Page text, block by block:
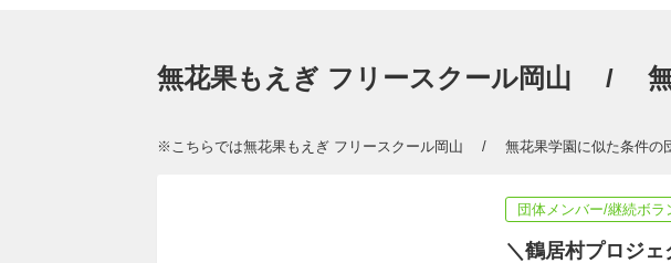
無花果もえぎ フリースクール岡山 / 無
※こちらでは無花果もえぎ フリースクール岡山 / 無花果学園に似た条件の団
団体メンバー/継続ボラ
＼鶴居村プロジ